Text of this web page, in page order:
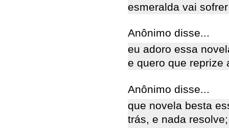
esmeralda vai
Anônimo disse...
eu adoro essa
e quero que reprize
Anônimo disse...
que novela besta
trás, e nada